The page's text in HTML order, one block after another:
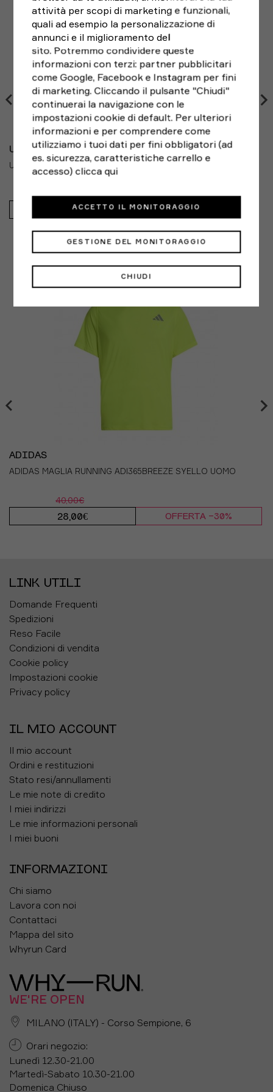
Modello: 77-1382801-001
Brand: Under Armour
Genere: Uomo
Sport:Palestra e Training
127 - 132,1
106,7 - 111,8
132,1 - 137,2
137,2 - 142,2
116,8 - 121,9
142,2 - 147,3 121,9 - 127
COME PRENDERE LE MISURE
TORACE: posizionare il metro sotto le ascelle e
avvolgerlo intorno alla parte più larga del torace
finché le dita non si toccano, quindi annotare la misura.
VITA: prendere la misura del girovita naturale appena
da lasciare un po' di gioco.
Se hai cambiato idea e non sei pienamente soddisfatto
del tuo acquisto,puoi sempre restituirlo entro 14
giornidalla ricezione, seguendo le indicazioni di RESO
FACILE e scegliendo il corriere che preferisci. Le spese
di spedizione del reso sono a carico del cliente.
UNDER ARMOUR
UNDER ARMOUR JOGGER UNSTOPPABLE FLC NERO UOMO
100,00€
ALTERNATIVE
ADIDAS
ADIDAS MAGLIA RUNNING ADI365BREEZE SYELLO UOMO
40,00€
28,00€ OFFERTA -30%
LINK UTILI
Domande Frequenti
Spedizioni
Reso Facile
Condizioni di vendita
Cookie policy
Impostazioni cookie
Privacy policy
IL MIO ACCOUNT
Il mio account
Ordini e restituzioni
Stato resi/annullamenti
Le mie note di credito
I miei indirizzi
Le mie informazioni personali
I miei buoni
INFORMAZIONI
Chi siamo
Lavora con noi
Contattaci
Mappa del sito
Whyrun Card
WE'RE OPEN
MILANO (ITALY) - Corso Sempione, 6
Orari negozio:
Lunedì 12.30-21.00
Martedì-Sabato 10.30-21.00
Domenica Chiuso
attività per scopi di marketing e funzionali,
quali ad esempio la personalizzazione di
annunci e il miglioramento del
sito. Potremmo condividere queste
informazioni con terzi: partner pubblicitari
come Google, Facebook e Instagram per fini
di marketing. Cliccando il pulsante "Chiudi"
continuerai la navigazione con le
impostazioni cookie di default. Per ulteriori
informazioni e per comprendere come
utilizziamo i tuoi dati per fini obbligatori (ad
es. sicurezza, caratteristiche carrello e
accesso)clicca qui
CHIUDI
GESTIONE DEL MONITORAGGIO
ACCETTO IL MONITORAGGIO